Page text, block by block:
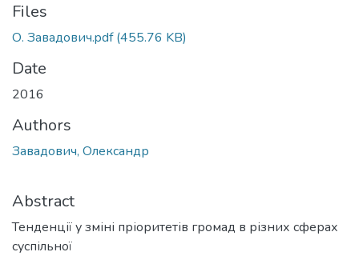
Files
О. Завадович.pdf(455.76 KB)
Date
2016
Authors
Завадович, Олександр
Abstract
Тенденції у зміні пріоритетів громад в різних сферах
суспільної